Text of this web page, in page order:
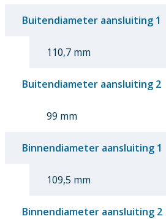
Buitendiameter aansluiting 1
110,7 mm
Buitendiameter aansluiting 2
99 mm
Binnendiameter aansluiting 1
109,5 mm
Binnendiameter aansluiting 2